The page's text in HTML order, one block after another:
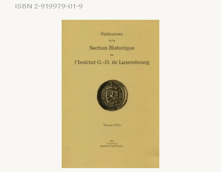
ISBN 2-919979-01-9